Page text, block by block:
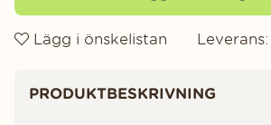
Lägg i önskelistan Leverans:
PRODUKTBESKRIVNING